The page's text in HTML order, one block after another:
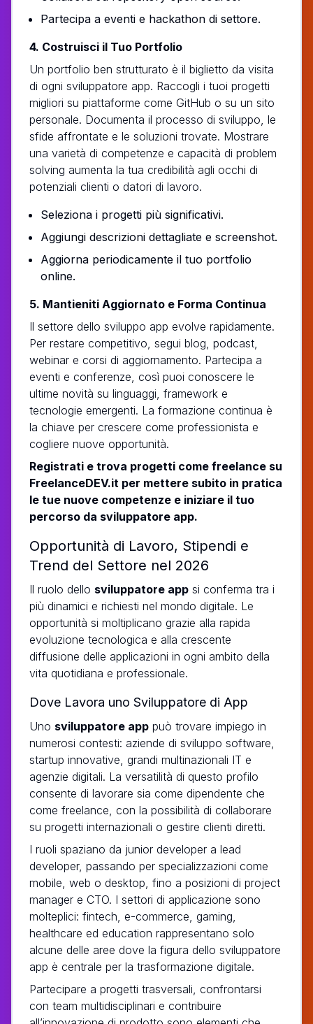
Partecipa a eventi e hackathon di settore.
4. Costruisci il Tuo Portfolio
Un portfolio ben strutturato è il biglietto da visita
di ogni sviluppatore app. Raccogli i tuoi progetti
migliori su piattaforme come GitHub o su un sito
personale. Documenta il processo di sviluppo, le
sfide affrontate e le soluzioni trovate. Mostrare
una varietà di competenze e capacità di problem
solving aumenta la tua credibilità agli occhi di
potenziali clienti o datori di lavoro.
Seleziona i progetti più significativi.
Aggiungi descrizioni dettagliate e screenshot.
Aggiorna periodicamente il tuo portfolio
online.
5. Mantieniti Aggiornato e Forma Continua
Il settore dello sviluppo app evolve rapidamente.
Per restare competitivo, segui blog, podcast,
webinar e corsi di aggiornamento. Partecipa a
eventi e conferenze, così puoi conoscere le
ultime novità su linguaggi, framework e
tecnologie emergenti. La formazione continua è
la chiave per crescere come professionista e
cogliere nuove opportunità.
Registrati e trova progetti come freelance su
FreelanceDEV.it per mettere subito in pratica
le tue nuove competenze e iniziare il tuo
percorso da sviluppatore app.
Opportunità di Lavoro, Stipendi e
Trend del Settore nel 2026
Il ruolo dello sviluppatore app si conferma tra i
più dinamici e richiesti nel mondo digitale. Le
opportunità si moltiplicano grazie alla rapida
evoluzione tecnologica e alla crescente
diffusione delle applicazioni in ogni ambito della
vita quotidiana e professionale.
Dove Lavora uno Sviluppatore di App
Uno sviluppatore app può trovare impiego in
numerosi contesti: aziende di sviluppo software,
startup innovative, grandi multinazionali IT e
agenzie digitali. La versatilità di questo profilo
consente di lavorare sia come dipendente che
come freelance, con la possibilità di collaborare
su progetti internazionali o gestire clienti diretti.
I ruoli spaziano da junior developer a lead
developer, passando per specializzazioni come
mobile, web o desktop, fino a posizioni di project
manager e CTO. I settori di applicazione sono
molteplici: fintech, e-commerce, gaming,
healthcare ed education rappresentano solo
alcune delle aree dove la figura dello sviluppatore
app è centrale per la trasformazione digitale.
Partecipare a progetti trasversali, confrontarsi
con team multidisciplinari e contribuire